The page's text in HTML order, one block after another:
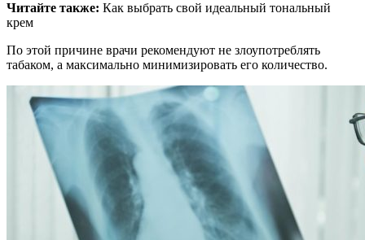
Читайте также: Как выбрать свой идеальный тональный
крем
По этой причине врачи рекомендуют не злоупотреблять
табаком, а максимально минимизировать его количество.